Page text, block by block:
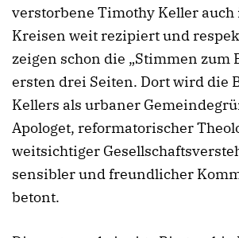
verstorbene Timothy Keller auch
Kreisen weit rezipiert und
zeigen schon die „Stimmen zum
ersten drei Seiten. Dort wird die
Kellers als urbaner
Apologet, reformatorischer
weitsichtiger
sensibler und freundlicher
betont.